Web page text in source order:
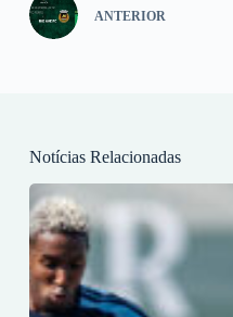
ANTERIOR
Notícias Relacionadas